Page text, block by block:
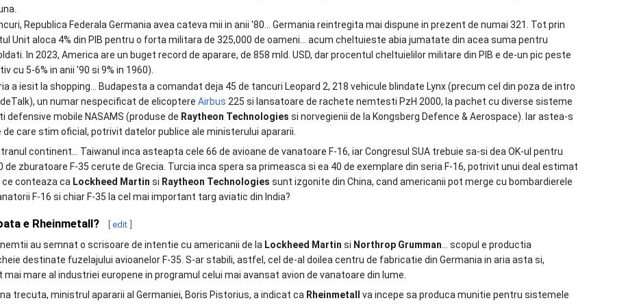
Republica Federala Germania avea cateva mii in anii '80… Germania reintregita mai dispune in prezent de numai 321. Tot prin
Unit aloca 4% din PIB pentru o forta militara de 325,000 de oameni... acum cheltuieste abia jumatate din acea suma pentru
In 2023, America are un buget record de aparare, de 858 mld. USD, dar procentul cheltuielilor militare din PIB e de-un pic peste
cu 5-6% in anii '90 si 9% in 1960).
a iesit la shopping... Budapesta a comandat deja 45 de tancuri Leopard 2, 218 vehicule blindate Lynx (precum cel din poza de intro
un numar nespecificat de elicoptereAirbus 225 si lansatoare de rachete nemtesti PzH 2000, la pachet cu diverse sisteme
defensive mobile NASAMS (produse de Raytheon Technologies si norvegienii de la Kongsberg Defence & Aerospace). Iar astea-s
care stim oficial, potrivit datelor publice ale ministerului apararii.
continent... Taiwanul inca asteapta cele 66 de avioane de vanatoare F-16, iar Congresul SUA trebuie sa-si dea OK-ul pentru
de zburatoare F-35 cerute de Grecia. Turcia inca spera sa primeasca si ea 40 de exemplare din seria F-16, potrivit unui deal estimat
ce conteaza ca Lockheed Martin si Raytheon Technologies sunt izgonite din China, cand americanii pot merge cu bombardierele
F-16 si chiar F-35 la cel mai important targ aviatic din India?
e Rheinmetall? edit
au semnat o scrisoare de intentie cu americanii de la Lockheed Martin si Northrop Grumman … scopul e productia
destinate fuzelajului avioanelor F-35. S-ar stabili, astfel, cel de-al doilea centru de fabricatie din Germania in aria asta si,
mare al industriei europene in programul celui mai avansat avion de vanatoare din lume.
trecuta, ministrul apararii al Germaniei, Boris Pistorius, a indicat ca Rheinmetall
va incepe sa produca munitie pentru sistemele